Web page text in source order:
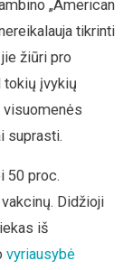
„American
tikrinti
žiūri pro
tokių įvykių
visuomenės
suprasti.
50 proc.
Didžioji
iš
vyriausybė